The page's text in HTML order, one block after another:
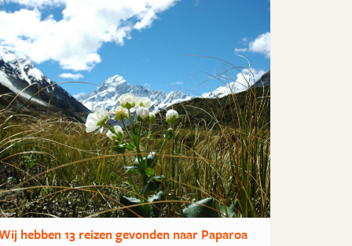
hebben13 reizengevonden naar Paparoa